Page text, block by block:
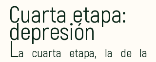
Cuarta etapa:
depresión
La cuarta etapa, la de la